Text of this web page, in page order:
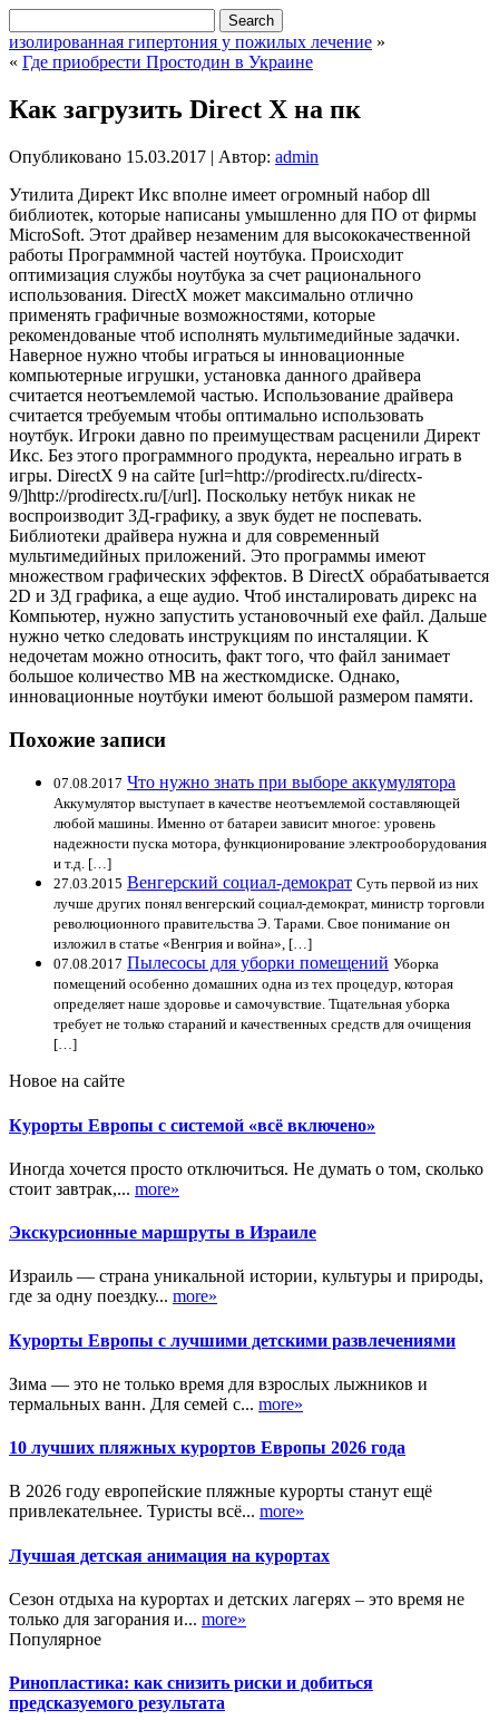
изолированная гипертония у пожилых лечение »
« Где приобрести Простодин в Украине
Как загрузить Direct X на пк
Опубликовано 15.03.2017 | Автор: admin
Утилита Директ Икс вполне имеет огромный набор dll
библиотек, которые написаны умышленно для ПО от фирмы
MicroSoft. Этот драйвер незаменим для высококачественной
работы Программной частей ноутбука. Происходит
оптимизация службы ноутбука за счет рационального
использования. DirectX может максимально отлично
применять графичные возможностями, которые
рекомендованые чтоб исполнять мультимедийные задачки.
Наверное нужно чтобы играться ы инновационные
компьютерные игрушки, установка данного драйвера
считается неотъемлемой частью. Использование драйвера
считается требуемым чтобы оптимально использовать
ноутбук. Игроки давно по преимуществам расценили Директ
Икс. Без этого программного продукта, нереально играть в
игры. DirectX 9 на сайте [url=http://prodirectx.ru/directx-
9/]http://prodirectx.ru/[/url]. Поскольку нетбук никак не
воспроизводит 3Д-графику, а звук будет не поспевать.
Библиотеки драйвера нужна и для современный
мультимедийных приложений. Это программы имеют
множеством графических эффектов. В DirectX обрабатывается
2D и 3Д графика, а еще аудио. Чтоб инсталировать дирекс на
Компьютер, нужно запустить установочный exe файл. Дальше
нужно четко следовать инструкциям по инсталяции. К
недочетам можно относить, факт того, что файл занимает
большое количество MB на жесткомдиске. Однако,
инновационные ноутбуки имеют большой размером памяти.
Похожие записи
07.08.2017 Что нужно знать при выборе аккумулятора
Аккумулятор выступает в качестве неотъемлемой составляющей
любой машины. Именно от батареи зависит многое: уровень
надежности пуска мотора, функционирование электрооборудования
и т.д. […]
27.03.2015 Венгерский социал-демократ Суть первой из них
лучше других понял венгерский социал-демократ, министр торговли
революционного правительства Э. Тарами. Свое понимание он
изложил в статье «Венгрия и война», […]
07.08.2017 Пылесосы для уборки помещений Уборка
помещений особенно домашних одна из тех процедур, которая
определяет наше здоровье и самочувствие. Тщательная уборка
требует не только стараний и качественных средств для очищения
[…]
Новое на сайте
Курорты Европы с системой «всё включено»
Иногда хочется просто отключиться. Не думать о том, сколько
стоит завтрак,... more»
Экскурсионные маршруты в Израиле
Израиль — страна уникальной истории, культуры и природы,
где за одну поездку... more»
Курорты Европы с лучшими детскими развлечениями
Зима — это не только время для взрослых лыжников и
термальных ванн. Для семей с... more»
10 лучших пляжных курортов Европы 2026 года
В 2026 году европейские пляжные курорты станут ещё
привлекательнее. Туристы всё... more»
Лучшая детская анимация на курортах
Сезон отдыха на курортах и детских лагерях – это время не
только для загорания и... more»
Популярное
Ринопластика: как снизить риски и добиться
предсказуемого результата